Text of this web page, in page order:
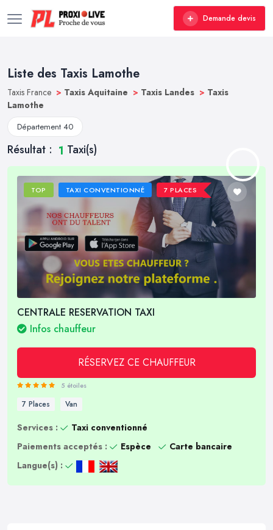
Demande devis
Liste des Taxis Lamothe
Taxis France > Taxis Aquitaine > Taxis Landes > Taxis
Lamothe
Département 40
Résultat : 1 Taxi(s)
TOP TAXI CONVENTIONNÉ 7 PLACES
CENTRALE RESERVATION TAXI
Infos chauffeur
RÉSERVEZ CE CHAUFFEUR
5 étoiles
7 Places Van
Services :
Taxi conventionné
Paiements acceptés :
Espèce
Carte bancaire
Langue(s) :